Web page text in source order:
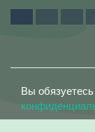
Вы